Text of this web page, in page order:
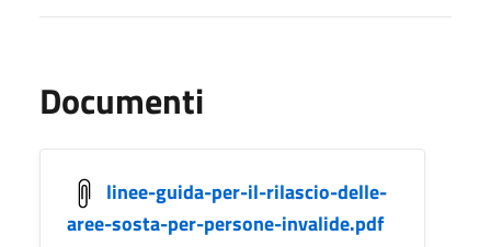
Documenti
linee-guida-per-il-rilascio-delle-
aree-sosta-per-persone-invalide.pdf